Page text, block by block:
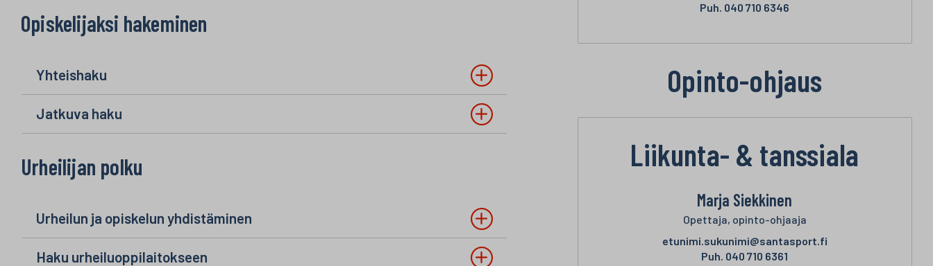
Opiskelijaksi hakeminen
Yhteishaku
Jatkuva haku
Urheilijan polku
Urheilun ja opiskelun yhdistäminen
Haku urheiluoppilaitokseen
Puh. 040 710 6346
Opinto-ohjaus
Liikunta- & tanssiala
Marja Siekkinen
Opettaja, opinto-ohjaaja
etunimi.sukunimi@santasport.fi
Puh. 040 710 6361